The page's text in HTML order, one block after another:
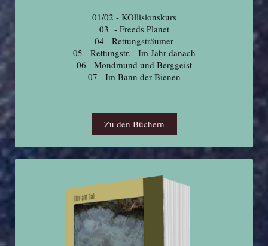
01/02 - KOllisionskurs
03 - Freeds Planet
04 - Rettungsträumer
05 - Rettungstr. - Im Jahr danach
06 - Mondmund und Berggeist
07 - Im Bann der Bienen
Zu den Büchern